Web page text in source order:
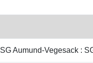
SG Aumund-Vegesack :